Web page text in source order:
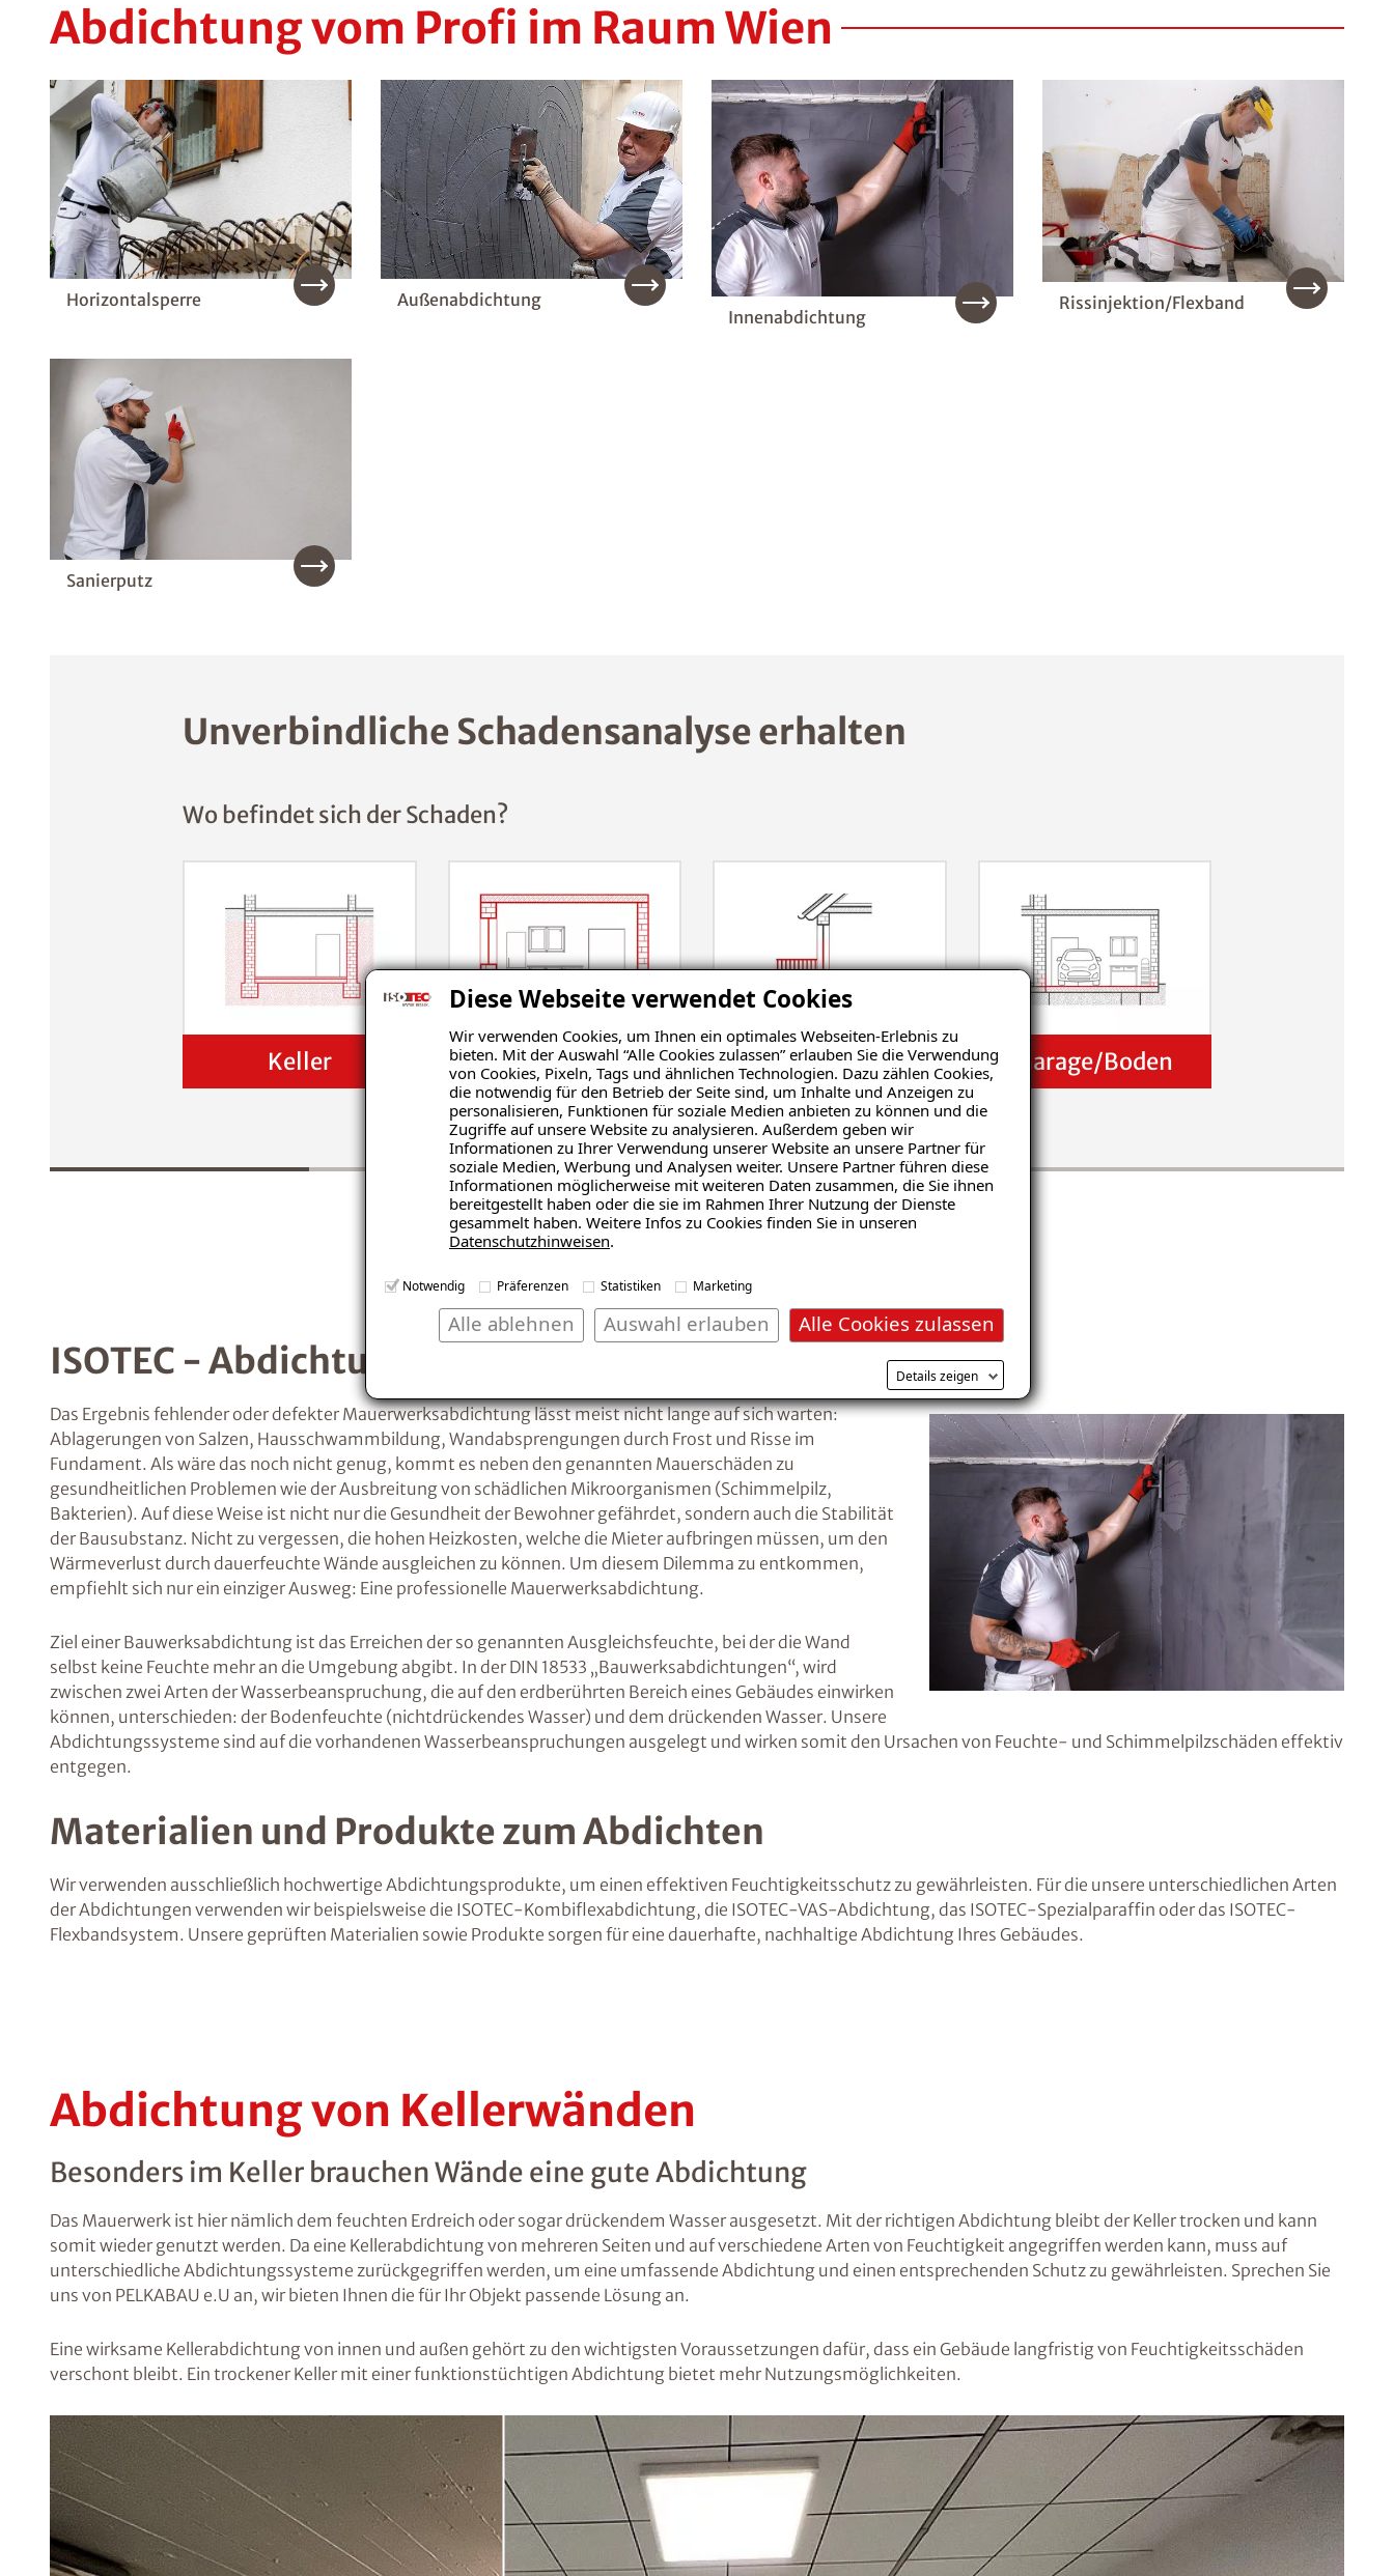
Diese Webseite verwendet Cookies
Wir verwenden Cookies, um Ihnen ein optimales Webseiten-Erlebnis zu
bieten. Mit der Auswahl “Alle Cookies zulassen” erlauben Sie die Verwendung
von Cookies, Pixeln, Tags und ähnlichen Technologien. Dazu zählen Cookies,
die notwendig für den Betrieb der Seite sind, um Inhalte und Anzeigen zu
personalisieren, Funktionen für soziale Medien anbieten zu können und die
Zugriffe auf unsere Website zu analysieren. Außerdem geben wir
Informationen zu Ihrer Verwendung unserer Website an unsere Partner für
soziale Medien, Werbung und Analysen weiter. Unsere Partner führen diese
Informationen möglicherweise mit weiteren Daten zusammen, die Sie ihnen
bereitgestellt haben oder die sie im Rahmen Ihrer Nutzung der Dienste
gesammelt haben. Weitere Infos zu Cookies finden Sie in unseren
Datenschutzhinweisen.
Notwendig Präferenzen Statistiken Marketing
Alle Cookies zulassen
Auswahl erlauben
Alle ablehnen
Details zeigen
Abdichtung vom Profi im Raum Wien
Horizontalsperre
Außenabdichtung
Innenabdichtung
Rissinjektion/Flexband
Sanierputz
Unverbindliche Schadensanalyse erhalten
Wo befindet sich der Schaden?
Keller Wohnraum Balkon Garage/Boden
ISOTEC - Abdichtungssysteme die funktionieren
Das Ergebnis fehlender oder defekter Mauerwerksabdichtung lässt meist nicht lange auf sich warten:
Ablagerungen von Salzen, Hausschwammbildung, Wandabsprengungen durch Frost und Risse im
Fundament. Als wäre das noch nicht genug, kommt es neben den genannten Mauerschäden zu
gesundheitlichen Problemen wie der Ausbreitung von schädlichen Mikroorganismen (Schimmelpilz,
Bakterien). Auf diese Weise ist nicht nur die Gesundheit der Bewohner gefährdet, sondern auch die Stabilität
der Bausubstanz. Nicht zu vergessen, die hohen Heizkosten, welche die Mieter aufbringen müssen, um den
Wärmeverlust durch dauerfeuchte Wände ausgleichen zu können. Um diesem Dilemma zu entkommen,
empfiehlt sich nur ein einziger Ausweg: Eine professionelle Mauerwerksabdichtung.
Ziel einer Bauwerksabdichtung ist das Erreichen der so genannten Ausgleichsfeuchte, bei der die Wand
selbst keine Feuchte mehr an die Umgebung abgibt. In der DIN 18533 „Bauwerksabdichtungen“, wird
zwischen zwei Arten der Wasserbeanspruchung, die auf den erdberührten Bereich eines Gebäudes einwirken
können, unterschieden: der Bodenfeuchte (nichtdrückendes Wasser) und dem drückenden Wasser. Unsere
Abdichtungssysteme sind auf die vorhandenen Wasserbeanspruchungen ausgelegt und wirken somit den Ursachen von Feuchte- und Schimmelpilzschäden effektiv
entgegen.
Materialien und Produkte zum Abdichten
Wir verwenden ausschließlich hochwertige Abdichtungsprodukte, um einen effektiven Feuchtigkeitsschutz zu gewährleisten. Für die unsere unterschiedlichen Arten
der Abdichtungen verwenden wir beispielsweise die ISOTEC-Kombiflexabdichtung, die ISOTEC-VAS-Abdichtung, das ISOTEC-Spezialparaffin oder das ISOTEC-
Flexbandsystem. Unsere geprüften Materialien sowie Produkte sorgen für eine dauerhafte, nachhaltige Abdichtung Ihres Gebäudes.
Abdichtung von Kellerwänden
Besonders im Keller brauchen Wände eine gute Abdichtung
Das Mauerwerk ist hier nämlich dem feuchten Erdreich oder sogar drückendem Wasser ausgesetzt. Mit der richtigen Abdichtung bleibt der Keller trocken und kann
somit wieder genutzt werden. Da eine Kellerabdichtung von mehreren Seiten und auf verschiedene Arten von Feuchtigkeit angegriffen werden kann, muss auf
unterschiedliche Abdichtungssysteme zurückgegriffen werden, um eine umfassende Abdichtung und einen entsprechenden Schutz zu gewährleisten. Sprechen Sie
uns von PELKABAU e.U an, wir bieten Ihnen die für Ihr Objekt passende Lösung an.
Eine wirksame Kellerabdichtung von innen und außen gehört zu den wichtigsten Voraussetzungen dafür, dass ein Gebäude langfristig von Feuchtigkeitsschäden
verschont bleibt. Ein trockener Keller mit einer funktionstüchtigen Abdichtung bietet mehr Nutzungsmöglichkeiten.